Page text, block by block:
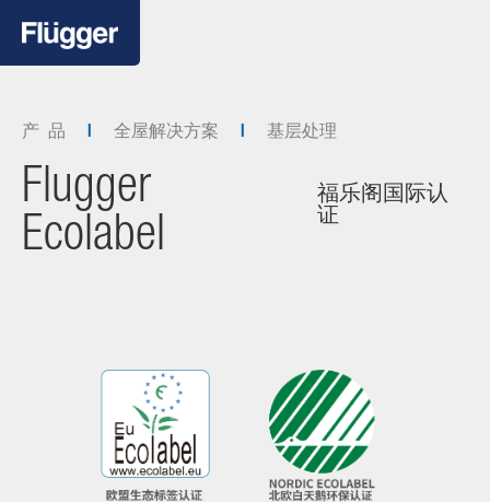
产 品 全屋解决方案 基层处理
Flugger
Ecolabel
福乐阁国际认
证